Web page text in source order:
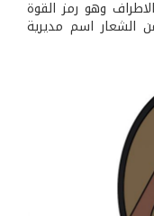
وهو رمز القوة
الشعار اسم مديرية